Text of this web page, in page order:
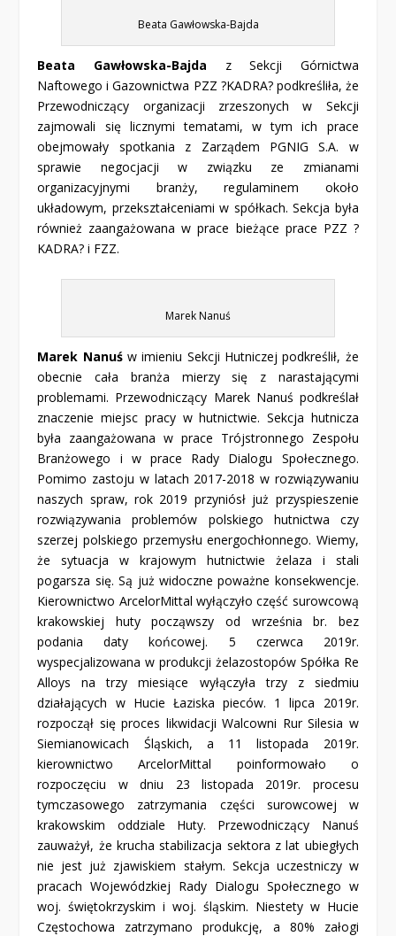
Beata Gawłowska-Bajda
Beata Gawłowska-Bajda z Sekcji Górnictwa
Naftowego i Gazownictwa PZZ ?KADRA? podkreśliła, że
Przewodniczący organizacji zrzeszonych w Sekcji
zajmowali się licznymi tematami, w tym ich prace
obejmowały spotkania z Zarządem PGNIG S.A. w
sprawie negocjacji w związku ze zmianami
organizacyjnymi branży, regulaminem około
układowym, przekształceniami w spółkach. Sekcja była
również zaangażowana w prace bieżące prace PZZ ?
KADRA? i FZZ.
Marek Nanuś
Marek Nanuśw imieniu Sekcji Hutniczej podkreślił, że
obecnie cała branża mierzy się z narastającymi
problemami. Przewodniczący Marek Nanuś podkreślał
znaczenie miejsc pracy w hutnictwie. Sekcja hutnicza
była zaangażowana w prace Trójstronnego Zespołu
Branżowego i w prace Rady Dialogu Społecznego.
Pomimo zastoju w latach 2017-2018 w rozwiązywaniu
naszych spraw, rok 2019 przyniósł już przyspieszenie
rozwiązywania problemów polskiego hutnictwa czy
szerzej polskiego przemysłu energochłonnego. Wiemy,
że sytuacja w krajowym hutnictwie żelaza i stali
pogarsza się. Są już widoczne poważne konsekwencje.
Kierownictwo ArcelorMittal wyłączyło część surowcową
krakowskiej huty począwszy od września br. bez
podania daty końcowej. 5 czerwca 2019r.
wyspecjalizowana w produkcji żelazostopów Spółka Re
Alloys na trzy miesiące wyłączyła trzy z siedmiu
działających w Hucie Łaziska pieców. 1 lipca 2019r.
rozpoczął się proces likwidacji Walcowni Rur Silesia w
Siemianowicach Śląskich, a 11 listopada 2019r.
kierownictwo ArcelorMittal poinformowało o
rozpoczęciu w dniu 23 listopada 2019r. procesu
tymczasowego zatrzymania części surowcowej w
krakowskim oddziale Huty. Przewodniczący Nanuś
zauważył, że krucha stabilizacja sektora z lat ubiegłych
nie jest już zjawiskiem stałym. Sekcja uczestniczy w
pracach Wojewódzkiej Rady Dialogu Społecznego w
woj. świętokrzyskim i woj. śląskim. Niestety w Hucie
Częstochowa zatrzymano produkcję, a 80% załogi